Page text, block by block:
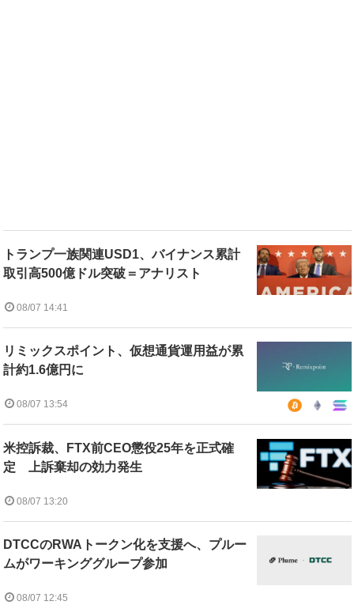
トランプ一族関連USD1、バイナンス累計
取引高500億ドル突破＝アナリスト
08/07 14:41
リミックスポイント、仮想通貨運用益が累
計約1.6億円に
08/07 13:54
米控訴裁、FTX前CEO懲役25年を正式確
定 上訴棄却の効力発生
08/07 13:20
DTCCのRWAトークン化を支援へ、プルー
ムがワーキンググループ参加
08/07 12:45